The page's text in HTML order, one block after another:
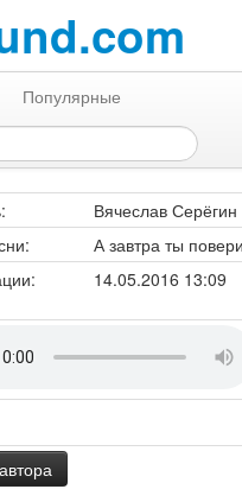
Популярные
Вячеслав Серёгин
А завтра ты
14.05.2016 13:09